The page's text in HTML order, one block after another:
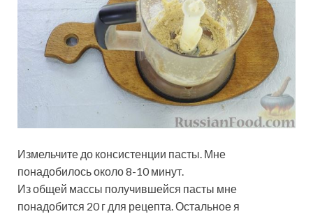
Измельчите до консистенции пасты. Мне
понадобилось около 8-10 минут.
Из общей массы получившейся пасты мне
понадобится 20 г для рецепта. Остальное я